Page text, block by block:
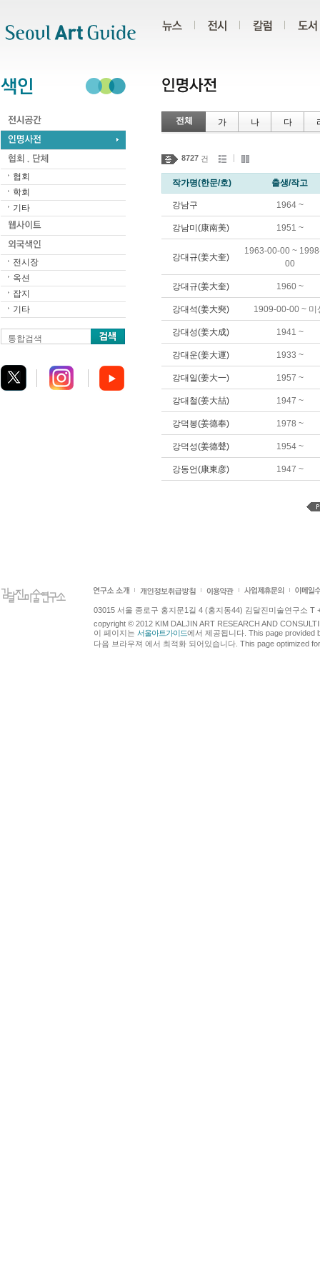
협회
학회
기타
전시장
옥션
잡지
기타
통합검색
전체 가 나 다
8727 건
작가명(한문/호) 출생/작고
강남구 1964 ~
강남미(康南美) 1951 ~
강대규(姜大奎)
1963-00-00 ~
00
강대규(姜大奎) 1960 ~
강대석(姜大奭) 1909-00-00 ~ 미
강대성(姜大成) 1941 ~
강대운(姜大運) 1933 ~
강대일(姜大一) 1957 ~
강대철(姜大喆) 1947 ~
강덕봉(姜德奉) 1978 ~
강덕성(姜德聲) 1954 ~
강동언(康東彦) 1947 ~
03015 서울 종로구 홍지문1길 4 (홍지동44) 김달진미술연구소 T
copyright © 2012 KIM DALJIN ART RESEARCH AND
이 페이지는 서울아트가이드에서 제공됩니다. This page provided
다음 브라우져 에서 최적화 되어있습니다. This page optimized